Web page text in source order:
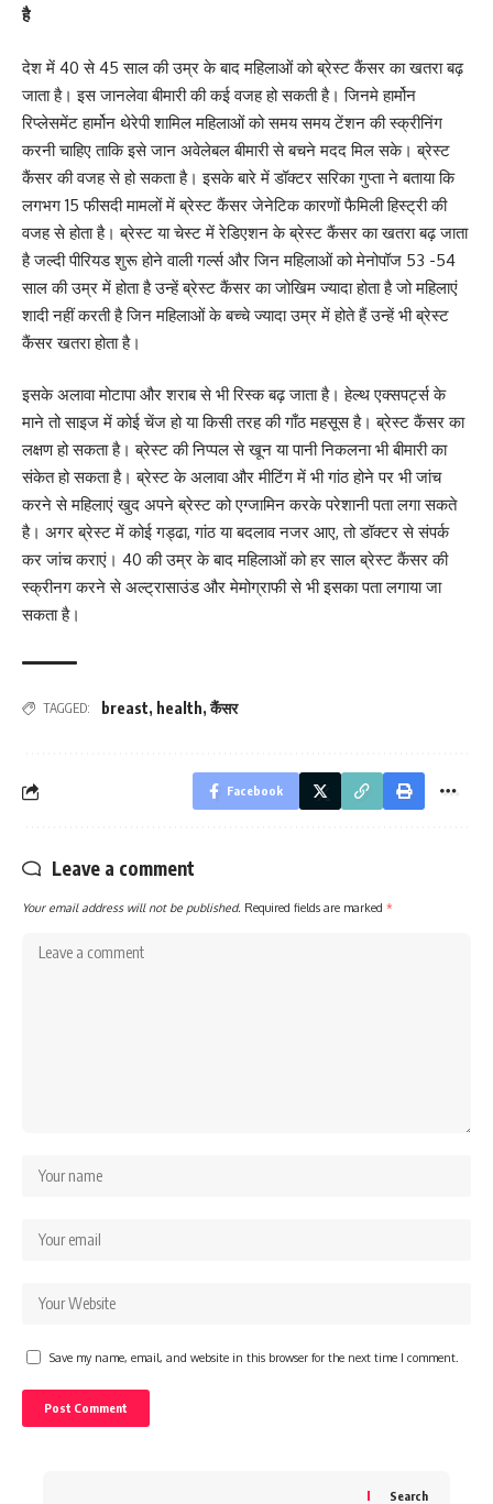
है
देश में 40 से 45 साल की उम्र के बाद महिलाओं को ब्रेस्ट कैंसर का खतरा बढ़
जाता है। इस जानलेवा बीमारी की कई वजह हो सकती है। जिनमे हार्मोन
रिप्लेसमेंट हार्मोन थेरेपी शामिल महिलाओं को समय समय टेंशन की स्क्रीनिंग
करनी चाहिए ताकि इसे जान अवेलेबल बीमारी से बचने मदद मिल सके। ब्रेस्ट
कैंसर की वजह से हो सकता है। इसके बारे में डॉक्टर सरिका गुप्ता ने बताया कि
लगभग 15 फीसदी मामलों में ब्रेस्ट कैंसर जेनेटिक कारणों फैमिली हिस्ट्री की
वजह से होता है। ब्रेस्ट या चेस्ट में रेडिएशन के ब्रेस्ट कैंसर का खतरा बढ़ जाता
है जल्दी पीरियड शुरू होने वाली गर्ल्स और जिन महिलाओं को मेनोपॉज 53 -54
साल की उम्र में होता है उन्हें ब्रेस्ट कैंसर का जोखिम ज्यादा होता है जो महिलाएं
शादी नहीं करती है जिन महिलाओं के बच्चे ज्यादा उम्र में होते हैं उन्हें भी ब्रेस्ट
कैंसर खतरा होता है।
इसके अलावा मोटापा और शराब से भी रिस्क बढ़ जाता है। हेल्थ एक्सपर्ट्स के
माने तो साइज में कोई चेंज हो या किसी तरह की गाँठ महसूस है। ब्रेस्ट कैंसर का
लक्षण हो सकता है। ब्रेस्ट की निप्पल से खून या पानी निकलना भी बीमारी का
संकेत हो सकता है। ब्रेस्ट के अलावा और मीटिंग में भी गांठ होने पर भी जांच
करने से महिलाएं खुद अपने ब्रेस्ट को एग्जामिन करके परेशानी पता लगा सकते
है। अगर ब्रेस्ट में कोई गड्ढा, गांठ या बदलाव नजर आए, तो डॉक्टर से संपर्क
कर जांच कराएं। 40 की उम्र के बाद महिलाओं को हर साल ब्रेस्ट कैंसर की
स्क्रीनग करने से अल्ट्रासाउंड और मेमोग्राफी से भी इसका पता लगाया जा
सकता है।
TAGGED: breast, health,कैंसर
Facebook
Leave a comment
Your email address will not be published. Required fields are marked *
Save my name, email, and website in this browser for the next time I comment.
Search